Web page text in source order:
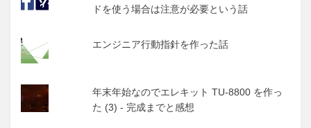
ドを使う場合は注意が必要という話
エンジニア行動指針を作った話
年末年始なのでエレキット TU-8800 を作っ
た (3) - 完成までと感想